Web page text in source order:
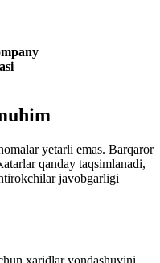
yetarli emas. Barqaror
qanday taqsimlanadi,
javobgarligi